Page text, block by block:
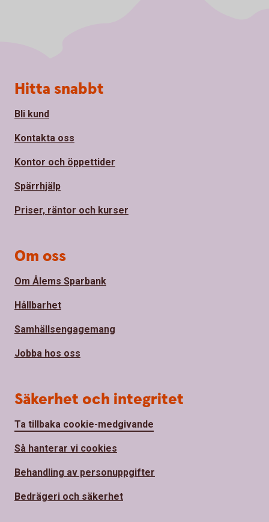
Sidfot
Hitta snabbt
Bli kund
Kontakta oss
Kontor och öppettider
Spärrhjälp
Priser, räntor och kurser
Om oss
Om Ålems Sparbank
Hållbarhet
Samhällsengagemang
Jobba hos oss
Säkerhet och integritet
Ta tillbaka cookie-medgivande
Så hanterar vi cookies
Behandling av personuppgifter
Bedrägeri och säkerhet